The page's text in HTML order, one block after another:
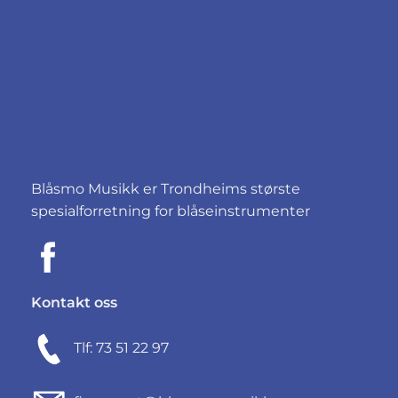
Blåsmo Musikk er Trondheims største
spesialforretning for blåseinstrumenter
Kontakt oss
Tlf: 73 51 22 97